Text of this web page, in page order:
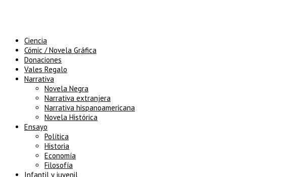
Ciencia
Cómic / Novela Gráfica
Donaciones
Vales Regalo
Narrativa
Novela Negra
Narrativa extranjera
Narrativa hispanoamericana
Novela Histórica
Ensayo
Política
Historia
Economía
Filosofía
Infantil y juvenil